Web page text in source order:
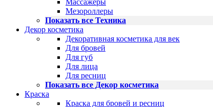
Массажёры
Мезороллеры
Показать все Техника
Декор косметика
Декоративная косметика для век
Для бровей
Для губ
Для лица
Для ресниц
Показать все Декор косметика
Краска
Краска для бровей и ресниц